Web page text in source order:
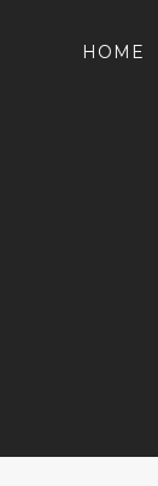
HOME